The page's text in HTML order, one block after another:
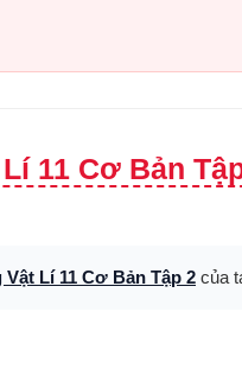
11 Cơ Bản
Lí 11 Cơ Bản Tập 2 của